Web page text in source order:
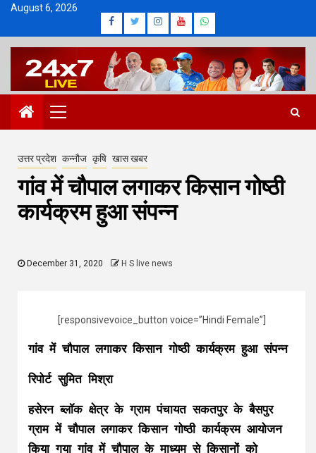
Skip
content
August 6, 2026
Facebook
Twitter
Instagram
Youtube
Whatsapp
Primary
Menu
उत्तर प्रदेश कन्नौज कृषि खास खबर
गांव में चौपाल लगाकर किसान गोष्ठी
कार्यक्रम हुआ संपन्न
December 31, 2020 H S live news
[responsivevoice_button voice=”Hindi Female”]
गांव में चौपाल लगाकर किसान गोष्ठी कार्यक्रम हुआ संपन्न
रिपोर्ट सुमित मिश्रा
हसेरन ब्लॉक क्षेत्र के ग्राम पंचायत सकतपुर के बैसपुर
ग्राम में चौपाल लगाकर किसान गोष्ठी कार्यक्रम आयोजन
किया गया गांव में चौपाल के माध्यम से किसानों को